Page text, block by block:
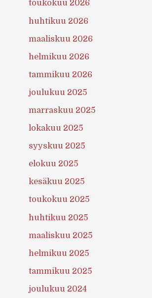
toukokuu 2026
huhtikuu 2026
maaliskuu 2026
helmikuu 2026
tammikuu 2026
joulukuu 2025
marraskuu 2025
lokakuu 2025
syyskuu 2025
elokuu 2025
kesäkuu 2025
toukokuu 2025
huhtikuu 2025
maaliskuu 2025
helmikuu 2025
tammikuu 2025
joulukuu 2024